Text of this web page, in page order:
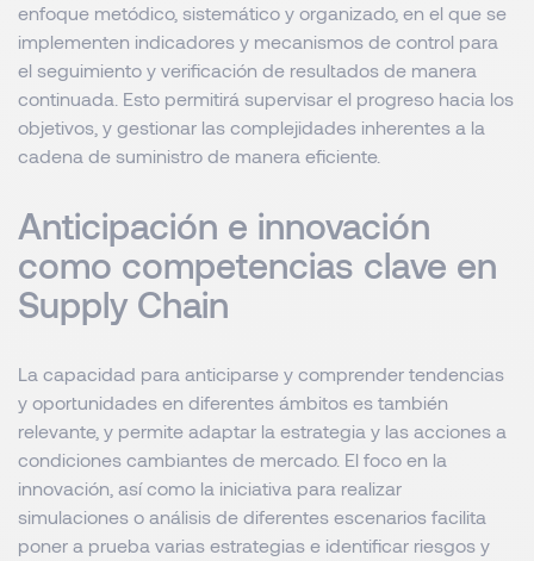
enfoque metódico, sistemático y organizado, en el que se
implementen indicadores y mecanismos de control para
el seguimiento y verificación de resultados de manera
continuada. Esto permitirá supervisar el progreso hacia los
objetivos, y gestionar las complejidades inherentes a la
cadena de suministro de manera eficiente.
Anticipación e innovación
como competencias clave en
Supply Chain
La capacidad para anticiparse y comprender tendencias
y oportunidades en diferentes ámbitos es también
relevante, y permite adaptar la estrategia y las acciones a
condiciones cambiantes de mercado. El foco en la
innovación, así como la iniciativa para realizar
simulaciones o análisis de diferentes escenarios facilita
poner a prueba varias estrategias e identificar riesgos y